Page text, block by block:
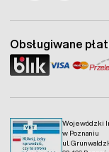
Wojewódzki
w Poznaniu
ul.
Obsługiwane